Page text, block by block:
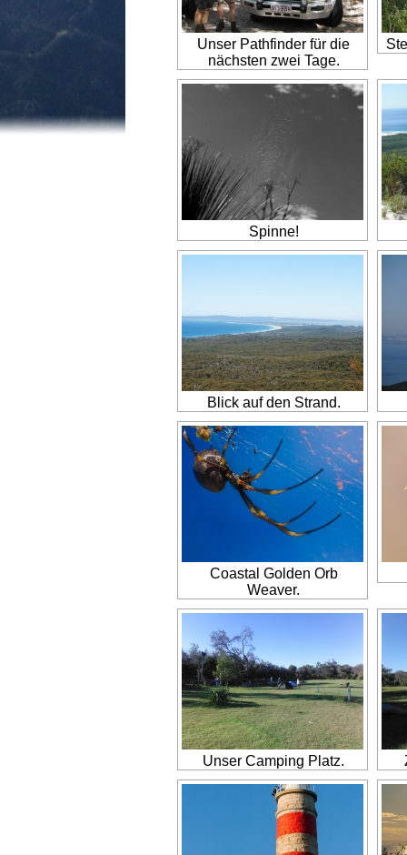
Unser Pathfinder für die
nächsten zwei Tage.
Spinne!
Blick auf den Strand.
Coastal Golden Orb
Weaver.
Unser Camping Platz.